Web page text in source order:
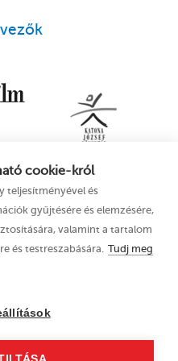
cookie-król
teljesítményével és
gyűjtésére és elemzésére,
valamint a tartalom
és testreszabására. Tudj meg